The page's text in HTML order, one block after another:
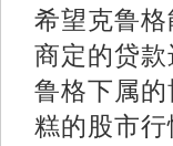
希望克鲁
商定的贷
鲁格下属
糕的股市